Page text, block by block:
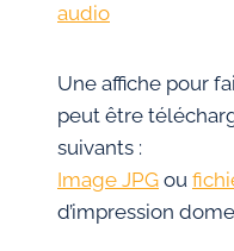
audio
Une affiche pour
peut être
suivants :
Image JPG ou
d’impression